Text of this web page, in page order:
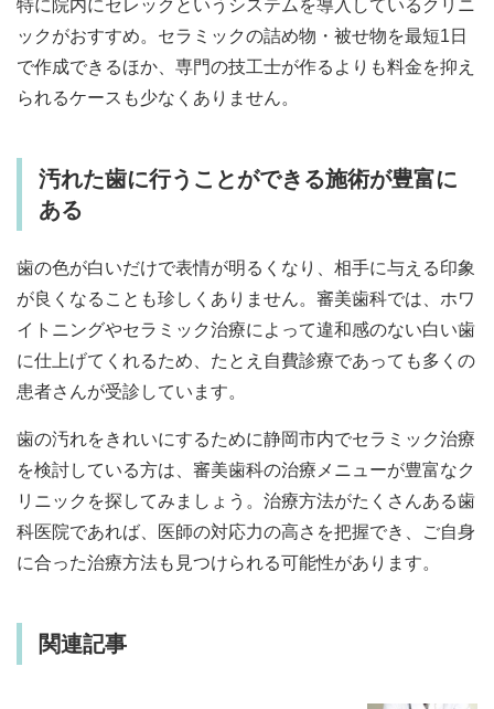
特に院内にセレックというシステムを導入しているクリニ
ックがおすすめ。セラミックの詰め物・被せ物を最短1日
で作成できるほか、専門の技工士が作るよりも料金を抑え
られるケースも少なくありません。
汚れた歯に行うことができる施術が豊富に
ある
歯の色が白いだけで表情が明るくなり、相手に与える印象
が良くなることも珍しくありません。審美歯科では、ホワ
イトニングやセラミック治療によって違和感のない白い歯
に仕上げてくれるため、たとえ自費診療であっても多くの
患者さんが受診しています。
歯の汚れをきれいにするために静岡市内でセラミック治療
を検討している方は、審美歯科の治療メニューが豊富なク
リニックを探してみましょう。治療方法がたくさんある歯
科医院であれば、医師の対応力の高さを把握でき、ご自身
に合った治療方法も見つけられる可能性があります。
関連記事